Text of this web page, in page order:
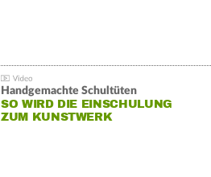
Handgemachte Schultüten
SO WIRD DIE EINSCHULUNG
ZUM KUNSTWERK